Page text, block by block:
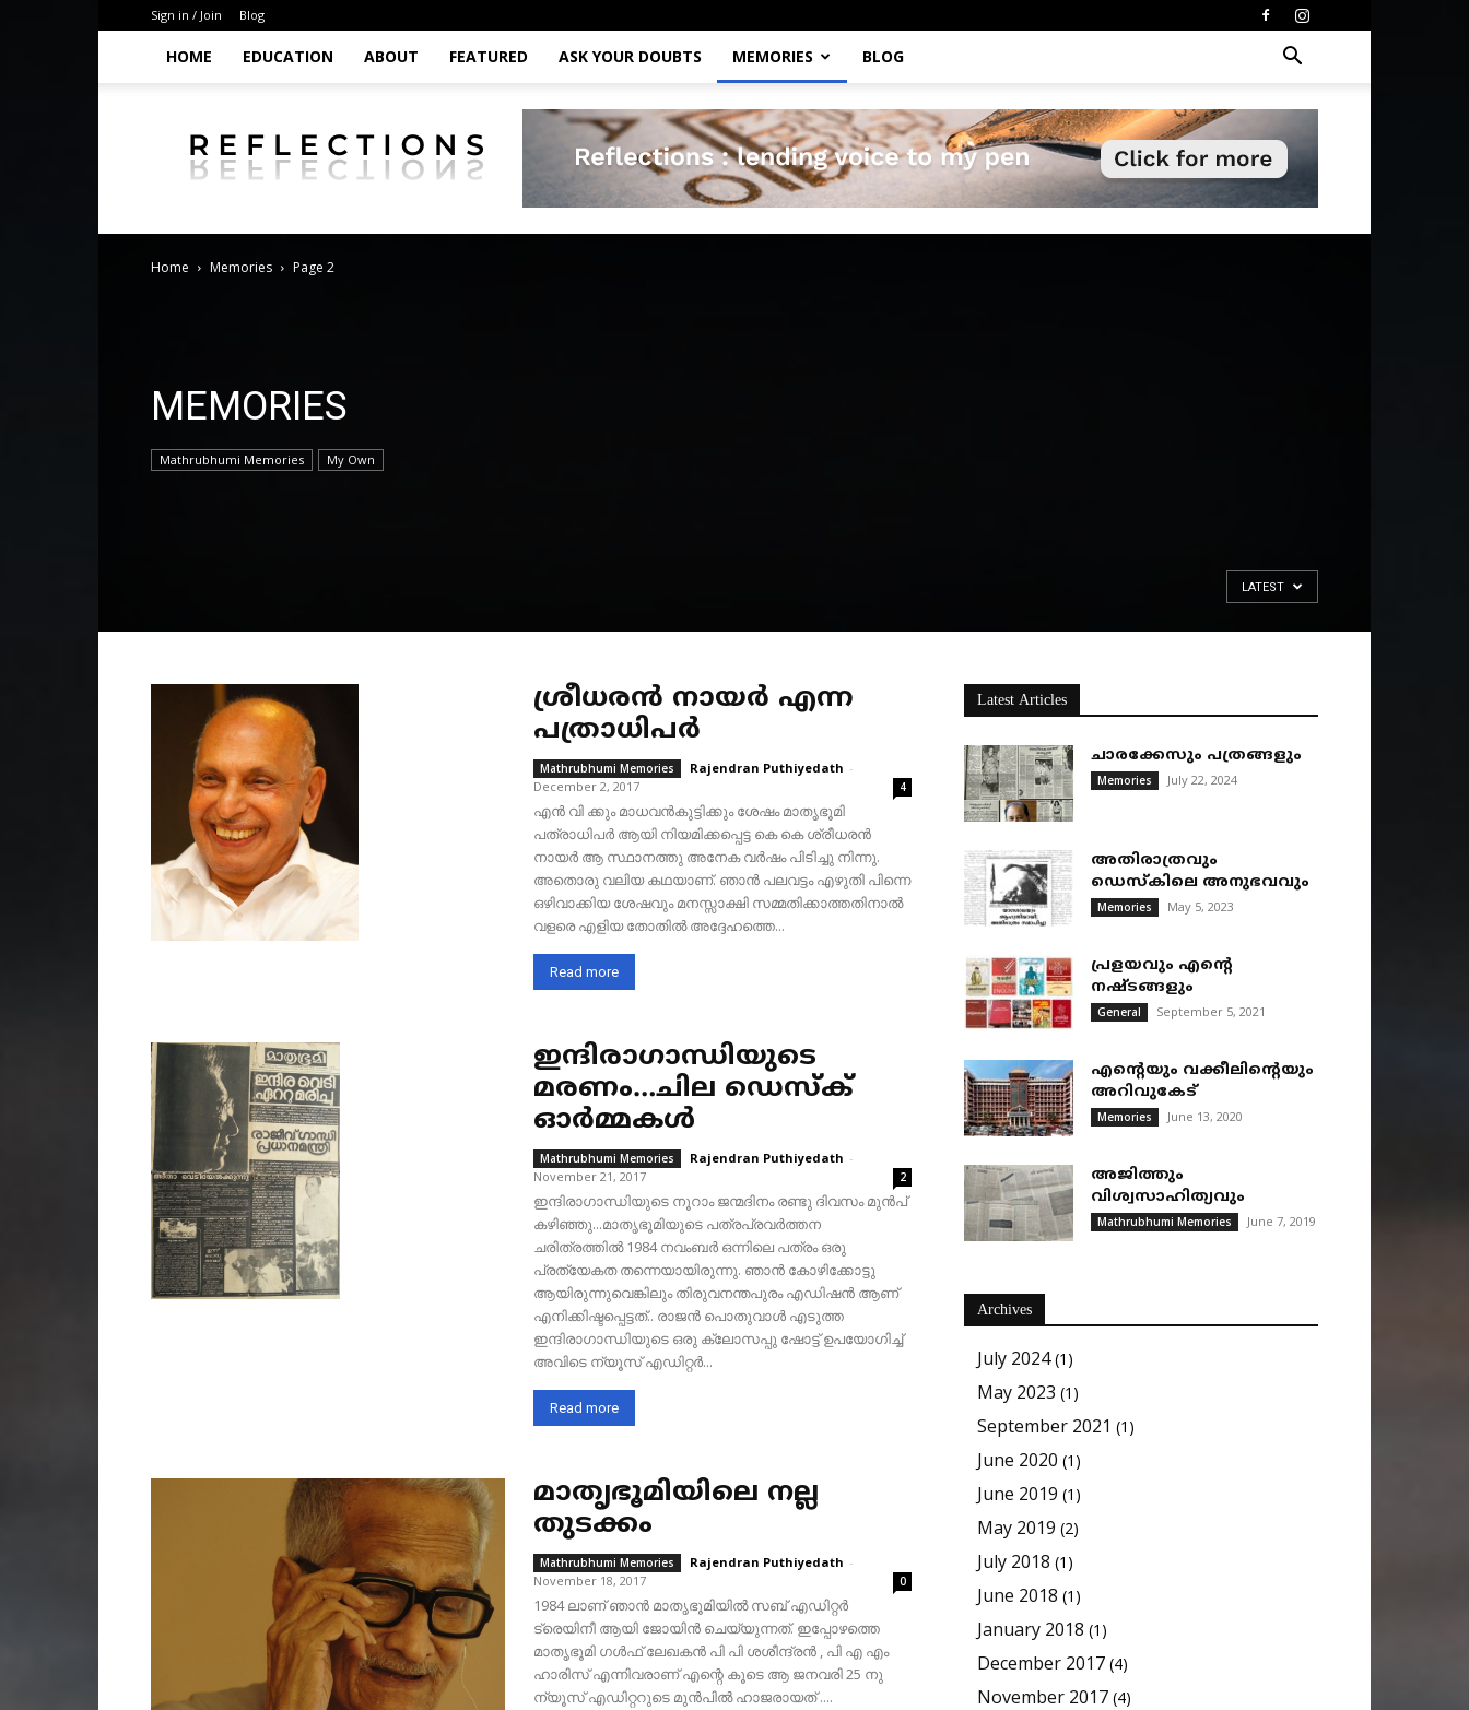
Sign in / Join Blog
HOME EDUCATION ABOUT FEATURED ASK YOUR DOUBTS MEMORIES BLOG
Home Memories Page 2
MEMORIES
Mathrubhumi Memories My Own
LATEST
ശ്രീധരൻ നായർ എന്ന
പത്രാധിപർ
Mathrubhumi Memories Rajendran Puthiyedath -
December 2, 2017
4
എൻ വി ക്കും മാധവൻകുട്ടിക്കും ശേഷം മാതൃഭൂമി
പത്രാധിപർ ആയി നിയമിക്കപ്പെട്ട കെ കെ ശ്രീധരൻ
നായർ ആ സ്ഥാനത്തു അനേക വർഷം പിടിച്ചു നിന്നു.
അതൊരു വലിയ കഥയാണ്. ഞാൻ പലവട്ടം എഴുതി പിന്നെ
ഒഴിവാക്കിയ ശേഷവും മനസ്സാക്ഷി സമ്മതിക്കാത്തതിനാൽ
വളരെ എളിയ തോതിൽ അദ്ദേഹത്തെ...
Read more
ഇന്ദിരാഗാന്ധിയുടെ
മരണം…ചില ഡെസ്ക്
ഓർമ്മകൾ
Mathrubhumi Memories Rajendran Puthiyedath -
November 21, 2017
2
ഇന്ദിരാഗാന്ധിയുടെ നൂറാം ജന്മദിനം രണ്ടു ദിവസം മുൻപ്
കഴിഞ്ഞു...മാതൃഭൂമിയുടെ പത്രപ്രവർത്തന
ചരിത്രത്തിൽ 1984 നവംബർ ഒന്നിലെ പത്രം ഒരു
പ്രത്യേകത തന്നെയായിരുന്നു. ഞാൻ കോഴിക്കോട്ടു
ആയിരുന്നുവെങ്കിലും തിരുവനന്തപുരം എഡിഷൻ ആണ്
എനിക്കിഷ്ടപ്പെട്ടത്.. രാജൻ പൊതുവാൾ എടുത്ത
ഇന്ദിരാഗാന്ധിയുടെ ഒരു ക്ലോസപ്പു ഷോട്ട് ഉപയോഗിച്ച്
അവിടെ ന്യൂസ് എഡിറ്റർ...
Read more
മാതൃഭൂമിയിലെ നല്ല
തുടക്കം
Mathrubhumi Memories Rajendran Puthiyedath -
November 18, 2017
0
1984 ലാണ് ഞാൻ മാതൃഭൂമിയിൽ സബ് എഡിറ്റർ
ട്രെയിനീ ആയി ജോയിൻ ചെയ്യുന്നത്. ഇപ്പോഴത്തെ
മാതൃഭൂമി ഗൾഫ് ലേഖകൻ പി പി ശശീന്ദ്രൻ , പി എ എം
ഹാരിസ് എന്നിവരാണ് എന്റെ കൂടെ ആ ജനവരി 25 നു
ന്യൂസ് എഡിറ്ററുടെ മുൻപിൽ ഹാജരായത് ....
Latest Articles
ചാരക്കേസും പത്രങ്ങളും
Memories July 22, 2024
അതിരാത്രവും
ഡെസ്കിലെ അനുഭവവും
Memories May 5, 2023
പ്രളയവും എന്റെ
നഷ്ടങ്ങളും
General September 5, 2021
എന്റെയും വക്കീലിന്റെയും
അറിവുകേട്
Memories June 13, 2020
അജിത്തും
വിശ്വസാഹിത്യവും
Mathrubhumi Memories June 7, 2019
Archives
July 2024(1)
May 2023 (1)
September 2021 (1)
June 2020 (1)
June 2019 (1)
May 2019 (2)
July 2018 (1)
June 2018 (1)
January 2018 (1)
December 2017 (4)
November 2017 (4)